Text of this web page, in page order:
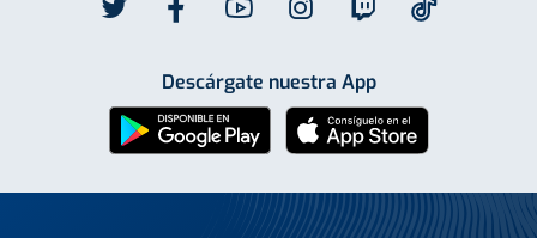
Descárgate nuestra App